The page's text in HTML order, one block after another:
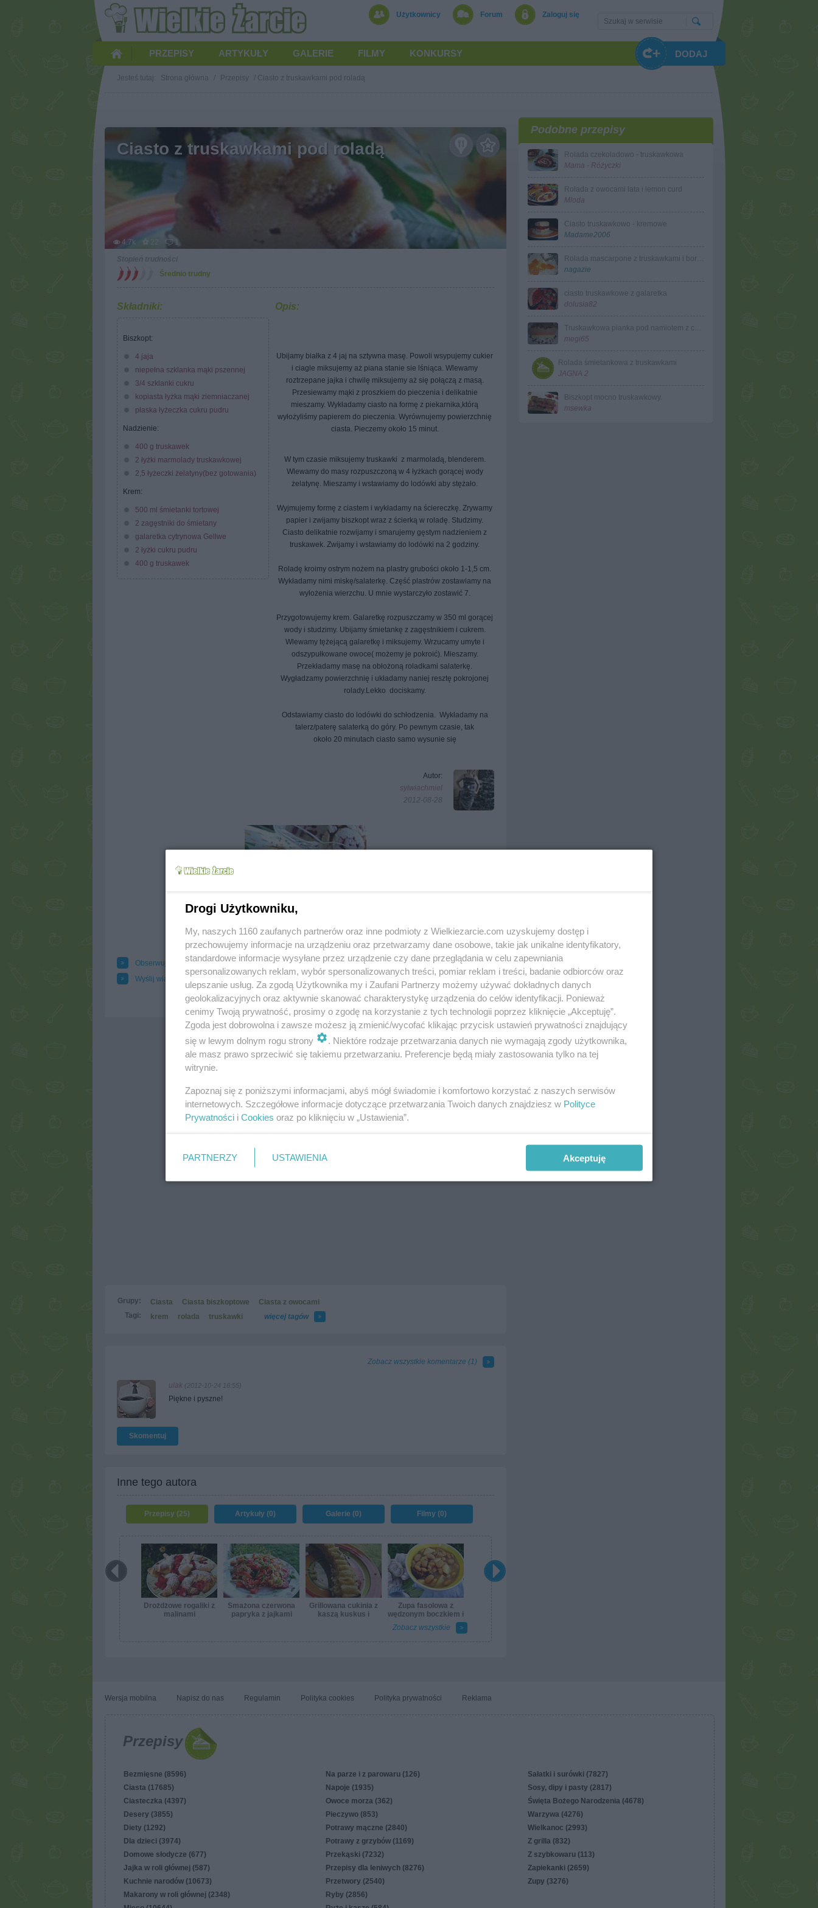
Użytkownicy Forum Zaloguj się
PRZEPISY ARTYKUŁY GALERIE FILMY KONKURSY DODAJ
Jesteś tutaj: Strona główna / Przepisy / Ciasto z truskawkami pod roladą
Ciasto z truskawkami pod roladą
4.7k
1
Średnio trudny
Składniki:
Biszkopt:
4 jaja
niepełna szklanka mąki pszennej
3/4 szklanki cukru
kopiasta łyżka mąki ziemniaczanej
płaska łyżeczka cukru pudru
Nadzienie:
400 g truskawek
2 łyżki marmolady truskawkowej
2,5 łyżeczki żelatyny(bez gotowania)
Krem:
500 ml śmietanki tortowej
2 zagęstniki do śmietany
galaretka cytrynowa Gellwe
2 łyżki cukru pudru
400 g truskawek
Opis:
Ubijamy białka z 4 jaj na sztywna masę. Powoli wsypujemy cukier
i ciagle miksujemy aż piana stanie sie lśniąca. Wlewamy
roztrzepane jajka i chwilę miksujemy aż się połączą z masą.
Przesiewamy mąki z proszkiem do pieczenia i delikatnie
mieszamy. Wykładamy ciasto na formę z piekarnika,którą
wyłożyliśmy papierem do pieczenia. Wyrównujemy powierzchnię
ciasta. Pieczemy około 15 minut.
W tym czasie miksujemy truskawki z marmoladą, blenderem.
Wlewamy do masy rozpuszczoną w 4 łyżkach gorącej wody
żelatynę. Mieszamy i wstawiamy do lodówki aby stężało.
Wyjmujemy formę z ciastem i wykładamy na ściereczkę. Zrywamy
papier i zwijamy biszkopt wraz z ścierką w roladę. Studzimy.
Ciasto delikatnie rozwijamy i smarujemy gęstym nadzieniem z
truskawek. Zwijamy i wstawiamy do lodówki na 2 godziny.
Roladę kroimy ostrym nożem na plastry grubości około 1-1,5 cm.
Wykładamy nimi miskę/salaterkę. Część plastrów zostawiamy na
wyłożenia wierzchu. U mnie wystarczyło zostawić 7.
Przygotowujemy krem. Galaretkę rozpuszczamy w 350 ml gorącej
wody i studzimy. Ubijamy śmietankę z zagęstnikiem i cukrem.
Wlewamy tężejącą galaretkę i miksujemy. Wrzucamy umyte i
odszypułkowane owoce( możemy je pokroić). Mieszamy.
Przekładamy masę na obłożoną roladkami salaterkę.
Wygładzamy powierzchnię i układamy naniej resztę pokrojonej
rolady.Lekko dociskamy.
Odstawiamy ciasto do lodówki do schłodzenia. Wykładamy na
talerz/paterę salaterką do góry. Po pewnym czasie, tak
około 20 minutach ciasto samo wysunie się
Autor:
sylwiachmiel
2012-08-28
Obserwuj autora Dodaj do ulubionych
Oznacz jako wypróbowany
Wyślij wiadomość autorowi
Grupy: Ciasta Ciasta biszkoptowe
Ciasta z owocami
Tagi:
krem rolada truskawki więcej tagów
Zobacz wszystkie komentarze (1)
ulak (2012-10-24 16:55)
Piękne i pyszne!
Skomentuj
Inne tego autora
Przepisy (25) Artykuły (0) Galerie (0) Filmy (0)
Drożdżowe rogaliki z
malinami
Smażona czerwona
papryka z jajkami
Grillowana cukinia z
kaszą kuskus i
Zupa fasolowa z
wędzonym boczkiem i
odrobiną czosnku
Zobacz wszystkie
Podobne przepisy
Rolada czekoladowo - truskawkowa
Mama - Różyczki
Rolada z owocami lata i lemon curd
Mloda
Ciasto truskawkowo - kremowe
Madame2006
nagazie
ciasto truskawkowe z galaretka
dolusia82
megi65
Rolada śmietankowa z truskawkami
JAGNA 2
Biszkopt mocno truskawkowy.
msewka
Wersja mobilna Napisz do nas Regulamin Polityka cookies Polityka prywatności Reklama
Przepisy
Bezmięsne (8596)
Ciasta (17685)
Ciasteczka (4397)
Desery (3855)
Diety (1292)
Dla dzieci (3974)
Domowe słodycze (677)
Jajka w roli głównej (587)
Kuchnie narodów (10673)
Makarony w roli głównej (2348)
Na parze i z parowaru (126)
Napoje (1935)
Owoce morza (362)
Pieczywo (853)
Potrawy mączne (2840)
Potrawy z grzybów (1169)
Przekąski (7232)
Przepisy dla leniwych (8276)
Przetwory (2540)
Ryby (2856)
Sałatki i surówki (7827)
Sosy, dipy i pasty (2817)
Święta Bożego Narodzenia (4678)
Warzywa (4276)
Wielkanoc (2993)
Z grilla (832)
Z szybkowaru (113)
Zapiekanki (2659)
Zupy (3276)
Drogi Użytkowniku,
My, naszych 1160 zaufanych partnerów oraz inne podmioty z Wielkiezarcie.com uzyskujemy dostęp i
przechowujemy informacje na urządzeniu oraz przetwarzamy dane osobowe, takie jak unikalne identyfikatory,
standardowe informacje wysyłane przez urządzenie czy dane przeglądania w celu zapewniania
spersonalizowanych reklam, wybór spersonalizowanych treści, pomiar reklam i treści, badanie odbiorców oraz
ulepszanie usług. Za zgodą Użytkownika my i Zaufani Partnerzy możemy używać dokładnych danych
geolokalizacyjnych oraz aktywnie skanować charakterystykę urządzenia do celów identyfikacji. Ponieważ
cenimy Twoją prywatność, prosimy o zgodę na korzystanie z tych technologii poprzez kliknięcie „Akceptuję”.
Zgoda jest dobrowolna i zawsze możesz ją zmienić/wycofać klikając przycisk ustawień prywatności znajdujący
się w lewym dolnym rogu strony
. Niektóre rodzaje przetwarzania danych nie wymagają zgody użytkownika,
ale masz prawo sprzeciwić się takiemu przetwarzaniu. Preferencje będą miały zastosowania tylko na tej
witrynie.
Zapoznaj się z poniższymi informacjami, abyś mógł świadomie i komfortowo korzystać z naszych serwisów
internetowych. Szczegółowe informacje dotyczące przetwarzania Twoich danych znajdziesz w Polityce
Prywatności i Cookies oraz po kliknięciu w „Ustawienia”.
PARTNERZY USTAWIENIA Akceptuję